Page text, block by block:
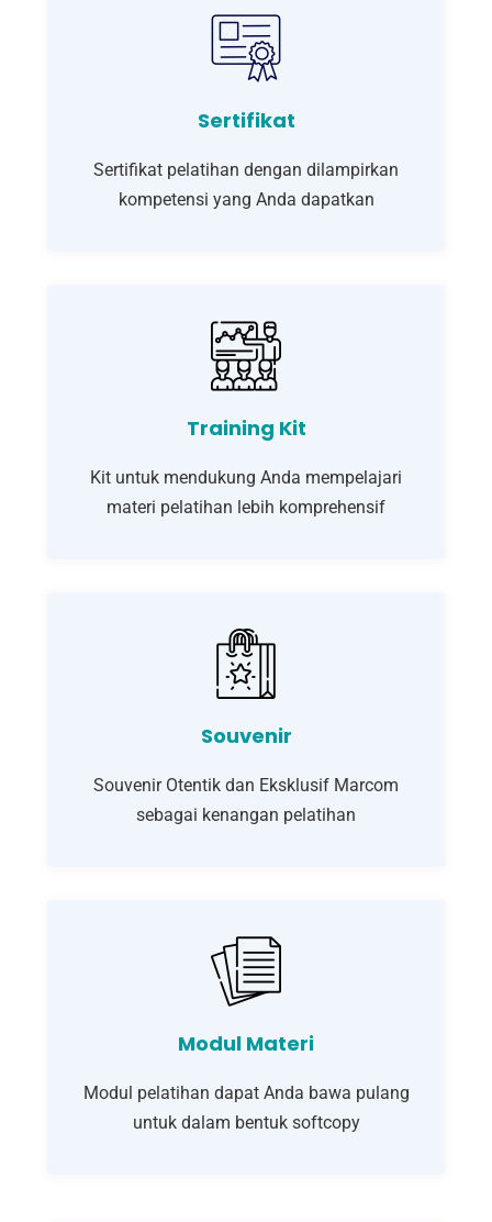
Sertifikat
Sertifikat pelatihan dengan dilampirkan
kompetensi yang Anda dapatkan
Training Kit
Kit untuk mendukung Anda mempelajari
materi pelatihan lebih komprehensif
Souvenir
Souvenir Otentik dan Eksklusif Marcom
sebagai kenangan pelatihan
Modul Materi
Modul pelatihan dapat Anda bawa pulang
untuk dalam bentuk softcopy